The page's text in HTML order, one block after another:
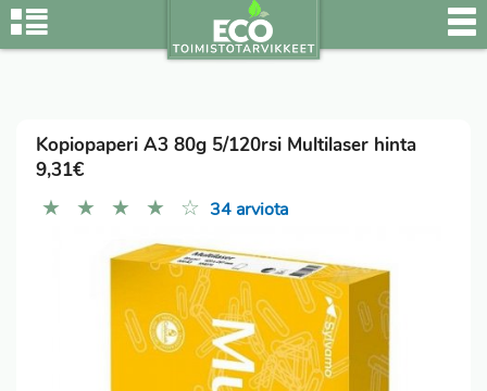
Kopiopaperi A3 80g 5/120rsi Multilaser hinta
9,31€
★ ★ ★ ★ ☆ 34 arviota